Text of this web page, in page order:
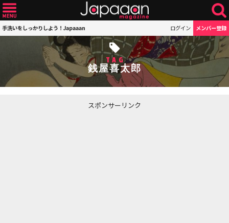
手洗いをしっかりしよう！Japaaan ログイン メンバー登録
TAG
銭屋喜太郎
スポンサーリンク